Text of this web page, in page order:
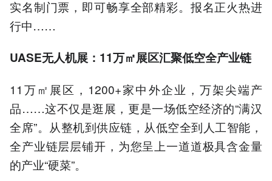
实名制门票，即可畅享全部精彩。报名正火热进
行中……
UASE无人机展：11万㎡展区汇聚低空全产业链
11万㎡展区，1200+家中外企业，万架尖端产
品……这不仅是逛展，更是一场低空经济的“满汉
全席”。从整机到供应链，从低空全到人工智能，
全产业链层层铺开，为您呈上一道道极具含金量
的产业“硬菜”。